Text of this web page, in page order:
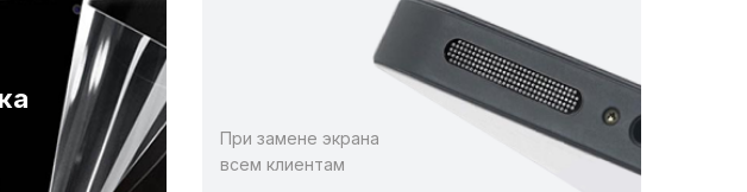
При замене экрана
всем клиентам